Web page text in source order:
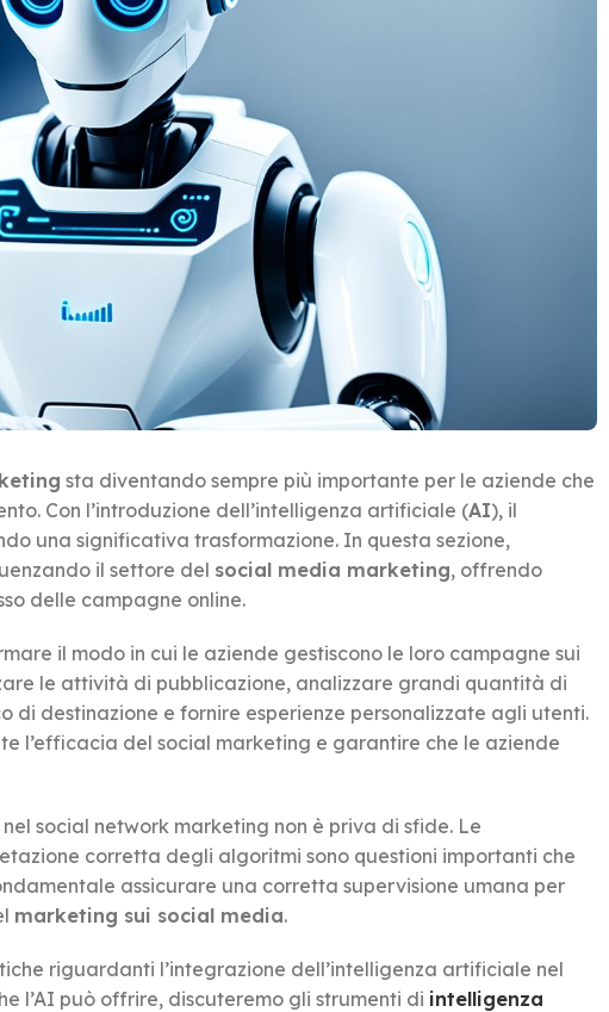
sta diventando sempre più importante per le aziende che
Con l’introduzione dell’intelligenza artificiale (AI), il
una significativa trasformazione. In questa sezione,
il settore del social media marketing, offrendo
delle campagne online.
il modo in cui le aziende gestiscono le loro campagne sui
le attività di pubblicazione, analizzare grandi quantità di
di destinazione e fornire esperienze personalizzate agli utenti.
l’efficacia del social marketing e garantire che le aziende
social network marketing non è priva di sfide. Le
corretta degli algoritmi sono questioni importanti che
assicurare una corretta supervisione umana per
marketing sui social media.
riguardanti l’integrazione dell’intelligenza artificiale nel
l’AI può offrire, discuteremo gli strumenti di intelligenza